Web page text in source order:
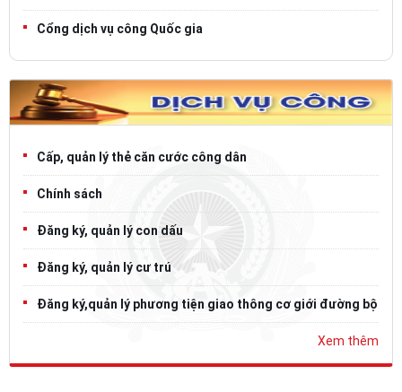
Cổng dịch vụ công Quốc gia
Cấp, quản lý thẻ căn cước công dân
Chính sách
Đăng ký, quản lý con dấu
Đăng ký, quản lý cư trú
Đăng ký,quản lý phương tiện giao thông cơ giới đường bộ
Xem thêm